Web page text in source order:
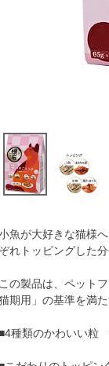
魚が大好きな猫様
ぞれトッピングした分
この製品は、ペット
期用」の基準を満
種類のかわいい粒